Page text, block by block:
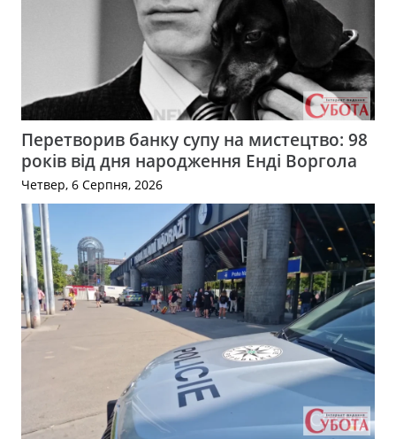
Перетворив банку супу на мистецтво: 98
років від дня народження Енді Воргола
Четвер, 6 Серпня, 2026